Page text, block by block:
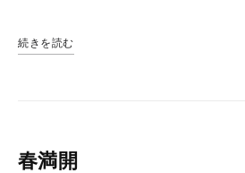
続きを読む
春満開